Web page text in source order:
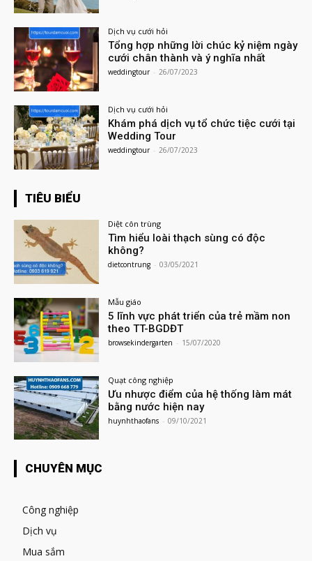
Dịch vụ cưới hỏi
Tổng hợp những lời chúc kỷ niệm ngày
cưới chân thành và ý nghĩa nhất
weddingtour - 26/07/2023
Dịch vụ cưới hỏi
Khám phá dịch vụ tổ chức tiệc cưới tại
Wedding Tour
weddingtour - 26/07/2023
TIÊU BIỂU
Diệt côn trùng
Tìm hiểu loài thạch sùng có độc
không?
dietcontrung - 03/05/2021
Mẫu giáo
5 lĩnh vực phát triển của trẻ mầm non
theo TT-BGDĐT
browsekindergarten - 15/07/2020
Quạt công nghiệp
Ưu nhược điểm của hệ thống làm mát
bằng nước hiện nay
huynhthaofans - 09/10/2021
CHUYÊN MỤC
Công nghiệp
Dịch vụ
Mua sắm